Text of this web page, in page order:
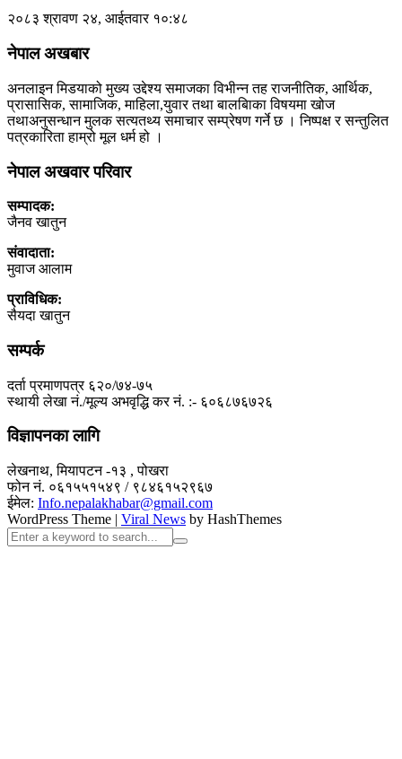
२०८३ श्रावण २४, आईतवार १०:४८
नेपाल अखबार
अनलाइन मिडयाको मुख्य उद्देश्य समाजका विभीन्न तह राजनीतिक, आर्थिक,
प्रासासिक, सामाजिक, माहिला,युवार तथा बालबािका विषयमा खोज
तथाअनुसन्धान मुलक सत्यतथ्य समाचार सम्प्रेषण गर्ने छ । निष्पक्ष र सन्तुलित
पत्रकारिता हाम्रो मूल धर्म हो ।
नेपाल अखवार परिवार
सम्पादक:
जैनव खातुन
संवादाता:
मुवाज आलाम
प्राविधिक:
सैयदा खातुन
सम्पर्क
दर्ता प्रमाणपत्र ६२०/७४-७५
स्थायी लेखा नं./मूल्य अभवृद्धि कर नं. :- ६०६८७६७२६
विज्ञापनका लागि
लेखनाथ, मियापटन -१३ , पोखरा
फोन नं. ०६१५५१५४९ / ९८४६१५२९६७
ईमेल: Info.nepalakhabar@gmail.com
WordPress Theme | Viral News by HashThemes